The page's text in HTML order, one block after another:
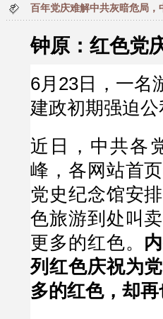
百年党庆难解中共灰暗危局
钟原：红色党
6月23日，一名
建政初期强迫公
近日，中共各
峰，各网站首
党史纪念馆安
色旅游到处叫
更多的红色。
列红色庆祝为
多的红色，却